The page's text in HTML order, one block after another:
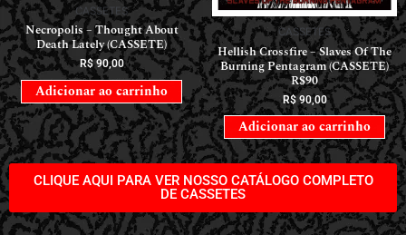
CASSETES
Necropolis – Thought About
Death Lately (CASSETE)
R$90,00
Adicionar ao carrinho
CASSETES
Hellish Crossfire – Slaves Of The
Burning Pentagram (CASSETE)
R$90
R$90,00
Adicionar ao carrinho
CLIQUE AQUI PARA VER NOSSO CATÁLOGO COMPLETO
DE CASSETES